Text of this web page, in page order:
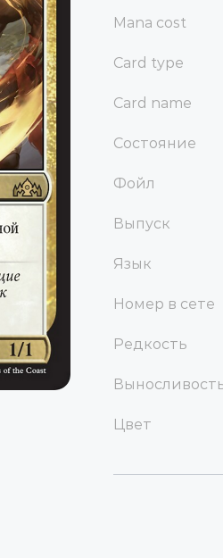
Mana cost
Card type
Card name
Состояние
Фойл
Выпуск
Язык
Номер в сете
Редкость
Цвет